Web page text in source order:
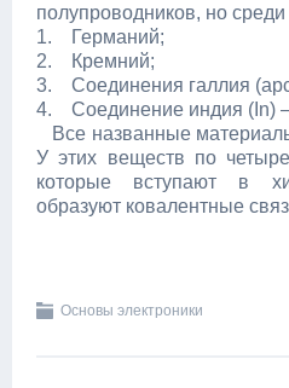
полупроводников, но
1. Германий;
2. Кремний;
3. Соединения галлия
4. Соединение индия (In)
Все названные
У этих веществ по
которые вступают в
образуют ковалентные
Основы электроники